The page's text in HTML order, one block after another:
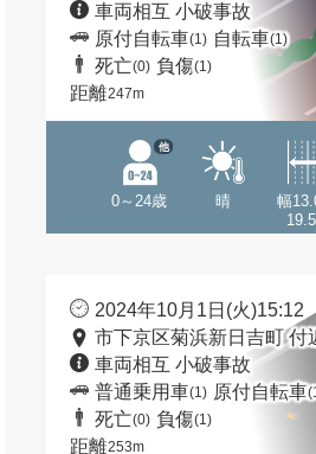
車両相互 小破事故
原付自転車(1) 自転車(1)
死亡(0) 負傷(1)
距離247m
0～24歳
他
晴
幅
2024年10月1日(火)15:12
市下京区菊浜新日吉町 付
車両相互 小破事故
普通乗用車(1) 原付自転車
死亡(0) 負傷(1)
距離253m